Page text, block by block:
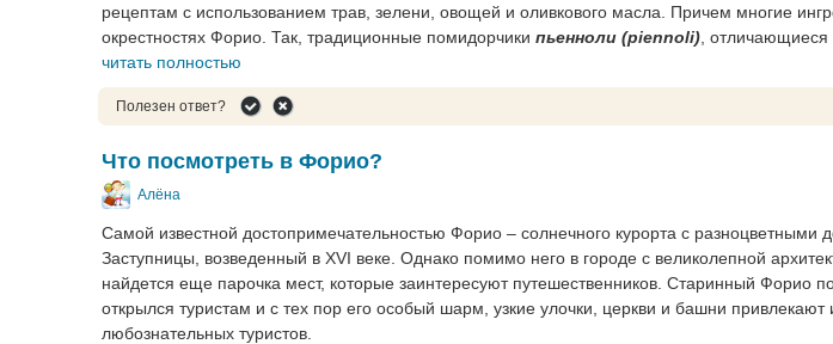
рецептам с использованием трав, зелени, овощей и оливкового масла. Причем многие
окрестностях Форио. Так, традиционные помидорчики пьенноли (piennoli) , отличающиеся
читать полностью
Полезен ответ?
Что посмотреть в Форио?
Алёна
Самой известной достопримечательностью Форио – солнечного курорта с
Заступницы, возведенный в XVI веке. Однако помимо него в городе с великолепной
найдется еще парочка мест, которые заинтересуют путешественников. Старинный Форио
открылся туристам и с тех пор его особый шарм, узкие улочки, церкви и башни привлекают
любознательных туристов.